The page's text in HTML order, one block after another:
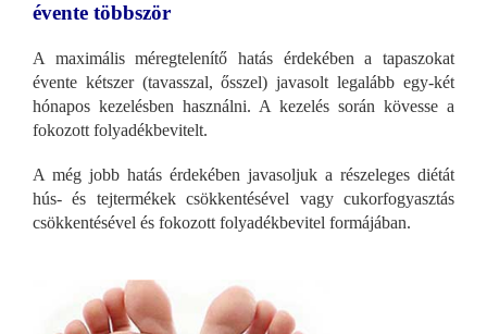
évente többször
A maximális méregtelenítő hatás érdekében a tapaszokat
évente kétszer (tavasszal, ősszel) javasolt legalább egy-két
hónapos kezelésben használni. A kezelés során kövesse a
fokozott folyadékbevitelt.
A még jobb hatás érdekében javasoljuk a részeleges diétát
hús- és tejtermékek csökkentésével vagy cukorfogyasztás
csökkentésével és fokozott folyadékbevitel formájában.